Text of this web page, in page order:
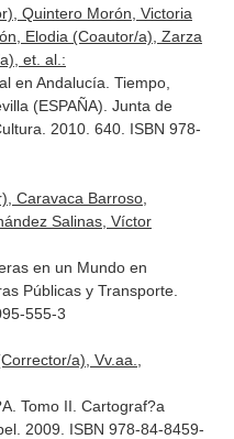
Quintero Morón, Victoria
Elodia (Coautor/a), Zarza
et. al.:
en Andalucía. Tiempo,
(ESPAÑA). Junta de
2010. 640. ISBN 978-
Caravaca Barroso,
Salinas, Víctor
en un Mundo en
Públicas y Transporte.
555-3
a), Vv.aa.,
Tomo II. Cartograf?a
2009. ISBN 978-84-8459-